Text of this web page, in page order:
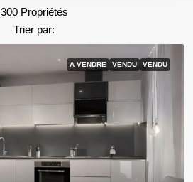
300 Propriétés
Trier par:
A VENDRE VENDU VENDU